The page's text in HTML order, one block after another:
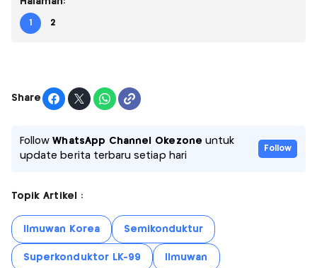
1 2
Share
FollowWhatsApp Channel Okezone untuk
update berita terbaru setiap hari
Follow
Topik Artikel :
Ilmuwan Korea Semikonduktur
Superkonduktor LK-99 Ilmuwan